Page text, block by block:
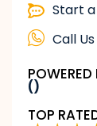
Start a
Call Us
POWERED
()
TOP